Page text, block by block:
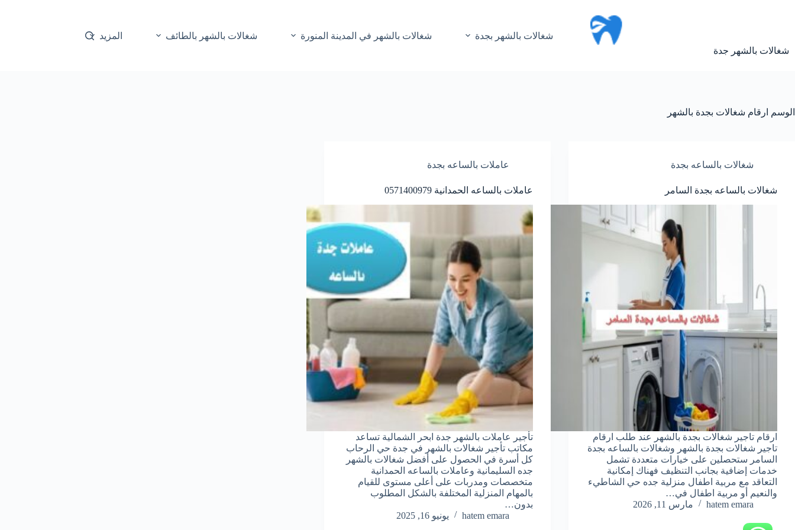
شغالات بالشهر جدة
شغالات بالشهر بجدة شغالات بالشهر في المدينة المنورة شغالات بالشهر بالطائف المزيد
الوسم ارقام شغالات بجدة بالشهر
شغالات بالساعه بجدة
شغالات بالساعه بجدة السامر
ارقام تاجير شغالات بجدة بالشهر عند طلب ارقام
تاجير شغالات بجدة بالشهر وشغالات بالساعه بجدة
السامر ستحصلين على خيارات متعددة تشمل
خدمات إضافية بجانب التنظيف فهناك إمكانية
التعاقد مع مربية اطفال منزلية جده حي الشاطيء
والنعيم أو مربية اطفال في…
hatem emara
مارس 11, 2026
عاملات بالساعه بجدة
عاملات بالساعه الحمدانية 0571400979
تأجير عاملات بالشهر جدة ابحر الشمالية تساعد
مكاتب تأجير شغالات بالشهر في جدة حي الرحاب
كل أسرة في الحصول على أفضل شغالات بالشهر
جده السليمانية وعاملات بالساعه الحمدانية
متخصصات ومدربات على أعلى مستوى للقيام
بالمهام المنزلية المختلفة بالشكل المطلوب
بدون…
hatem emara
يونيو 16, 2025